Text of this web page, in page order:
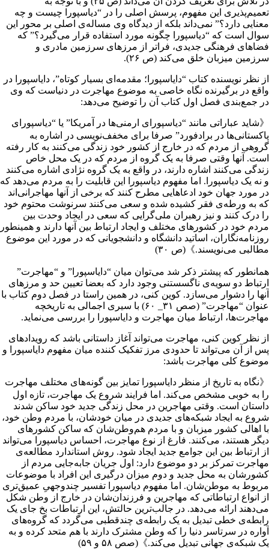
تعمیم‌پذیری این مفهوم، پرسش اصلی را در “دیاسپورا چیست و چه
معنایی دارد؟” نمی‌داند بلکه از دیدگاه وی مساله‌ی اصلی بر محور این
سوال است که “دیاسپورا چگونه مورد استفاده قرار می‌گیرد؟” که
فضاهای فرهنگی جدیدی، فراتر از مرزهای سرزمین مادری و
سرزمین میزبان خلق می‌کند (ص ۲۶).
از نظر نویسنده کتاب “دایاسپورا؛ مقدمه‌ای بسیار کوتاه”، دایاسپورا در
واقع در برگیرنده نگاه خاصی به موضوع مهاجرت در دنیاست که وی
در جمع‌بندی فصل اول کتاب آن را توضیح می‌دهد:
《شاید عباراتی مانند “دیاسپورای ارمنی‌ها در آمریکا” یا “دیاسپورای
پاکستانی‌ها در برادفورد” صرفا برای مخفف‌نویسی در اشاره به
گروهی از مردم که در خارج از کشور خود زندگی می‌کنند به کار رفته
است. آنها وقتی صرفا به یک گروه از مردم که در یک محل خاص
زندگی می‌کنند اشاره دارند، در واقع به یک گروه نژادی اشاره می‌کنند
و نه یک دیاسپورا. اما مفهوم دیاسپورا این قابلیت را به مردم می‌دهد که
در مورد جهان خود ادعاهایی مطرح کنند که برخی از آنها مهاجرانی‌اند
که به ورطه‌ی فقر کشیده شده و سعی می‌کنند سرنوشت محتوم خود
را درک کنند و نیز رهبران ملی‌گرایی که سعی در ایجاد وحدت بین
مردم خود در کشورهای مختلف و ایجاد ارتباط بین آنها دارند و همینطور
روزنامه‌نگاران، اساتید دانشگاه و دانشجویانی که در مورد این موضوع
مطالبی می‌نویسند.》(ص ۳۰)
همانطور که پیشتر ذکر شد می‌توان میان “دایاسپورا” و “مهاجرت”
ارتباط دو سویه‌ی ناگسستنی وجود دارد که بعضا تعیین حد و مرزهای
آنها را دشوار می‌سازد. کوین کنی، در همین راستا در فصل دوم کتاب با
عنوان “مهاجرت” (صص ۳۱_ ۶۰) با سیری اجمالی به تاریخچه
مهاجرت‌ها، ارتباط میان مهاجرت و دایاسپورا را بررسی می‌نماید.
از نظر کوین کنی، مهاجرت می‌تواند آغاز داستانی باشد که رویدادهای
پس از آن می‌تواند تا حدودی مرز تفکیک کننده میان مفهوم دایاسپورا و
موضوع کلی مهاجرت باشد:
《نگاه به تاریخ از منظر دایاسپورا تمایز بین گونه‌های مختلف مهاجرت
را به خوبی مشخص می‌کند. اما فرایند شروع یک مهاجرت، تازه اول
داستان است. وقتی مهاجرین در محل زندگی جدید خود ساکن شدند
شروع به ایجاد شبکه‌های جدیدی در میان خودشان، با مردم وطن خود،
با اهالی کشور میزبان و با مردم هم‌وطن‌شان که ساکن کشورهای
دیگر هستند، می‌کنند. فارغ از نوع مهاجرت، احساس دیاسپورا می‌تواند
از ارتباط بین این جوامع جدید ایجاد شود. روش استاندارد مطالعه‌ی
مهاجرت تمرکز بر دو موضوع دارد: اول جریان جابه‌جایی‌ مردم از
کشورشان به محل جدید و دوم میزان درگیری این افراد با موضوعات
مربوط به موطن‌شان. اما مفهوم دیاسپورا تفسیر چندوجهیِ عمیق‌تری
از انواع ارتباطاتی که مهاجرین و فرزندان‌شان در خارج از وطن شکل
می‌دهند ارائه می‌دهد. در جالب‌ترین حالتش، این ارتباطات بخ جای یک
رابطه‌ی خطی تبدیل به یک رابطه‌ی چندقطبی می‌گردد که گروه‌های
آواره در سرتاسر دنیا را که وطن مشترک دارند با هم متحد کرده و به
یک شبکه‌ی جهانی تبدیل می‌کند.》(صص ۵۸ و ۵۹)